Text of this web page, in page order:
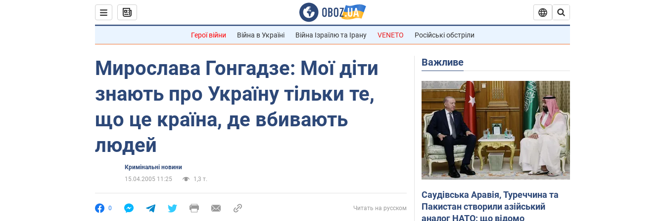
Герої війни Війна в Україні Війна Ізраїлю та Ірану VENETO Російські обстріли
Мирослава Гонгадзе: Мої діти
знають про Україну тільки те,
що це країна, де вбивають
людей
Кримінальні новини
15.04.2005 11:25
1,3 т.
0 Читать на русском
Важливе
Саудівська Аравія, Туреччина та
Пакистан створили азійський
аналог НАТО: що відомо